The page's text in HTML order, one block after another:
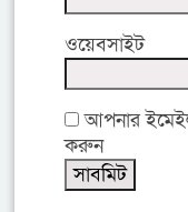
ওয়েবসাইট
আপনার
করুন